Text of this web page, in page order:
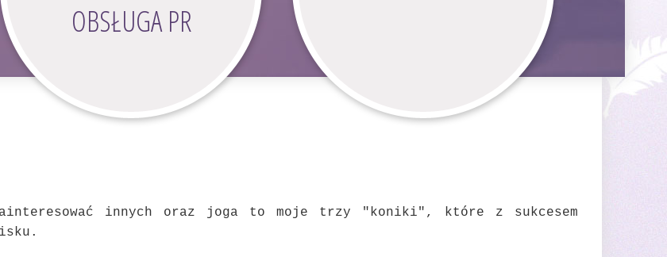
OBSŁUGA PR
innych oraz joga to moje trzy "koniki", które z sukcesem